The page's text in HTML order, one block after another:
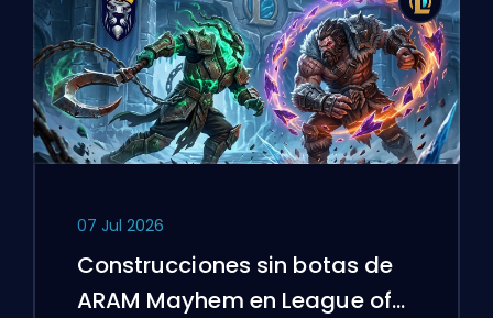
07 Jul 2026
Construcciones sin botas de
ARAM Mayhem en League of